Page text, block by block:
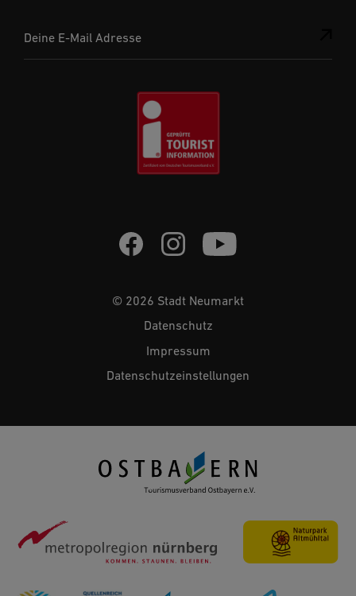
Deine E-Mail Adresse
© 2026 Stadt Neumarkt
Datenschutz
Impressum
Datenschutzeinstellungen